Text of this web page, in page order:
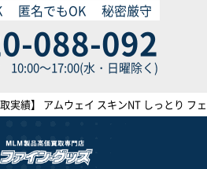
088-092
10:00～17:00(水・日曜除く)
匿名でもOK 秘密厳守
取実績】 アムウェイ スキンNT しっとり